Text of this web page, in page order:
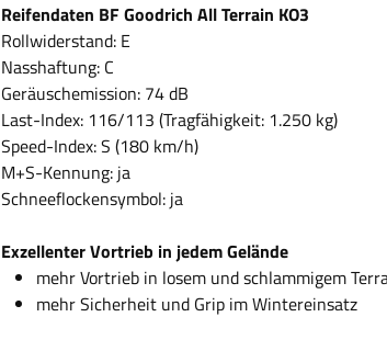
Reifendaten BF Goodrich All Terrain KO3
Rollwiderstand: E
Nasshaftung: C
Geräuschemission: 74 dB
Last-Index: 116/113 (Tragfähigkeit: 1.250 kg)
Speed-Index: S (180 km/h)
M+S-Kennung: ja
Schneeflockensymbol: ja
Exzellenter Vortrieb in jedem Gelände
mehr Vortrieb in losem und schlammigem
mehr Sicherheit und Grip im Wintereinsatz